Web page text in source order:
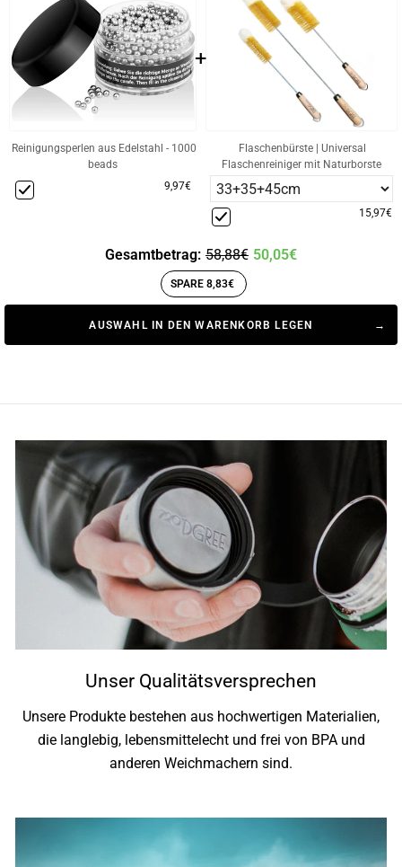
Reinigungsperlen aus Edelstahl - 1000
beads
9,97€
+
Flaschenbürste | Universal
Flaschenreiniger mit Naturborste
15,97€
Gesamtbetrag: 58,88€ 50,05€
SPARE 8,83€
AUSWAHL IN DEN WARENKORB LEGEN
Unser Qualitätsversprechen
Unsere Produkte bestehen aus hochwertigen Materialien,
die langlebig, lebensmittelecht und frei von BPA und
anderen Weichmachern sind.